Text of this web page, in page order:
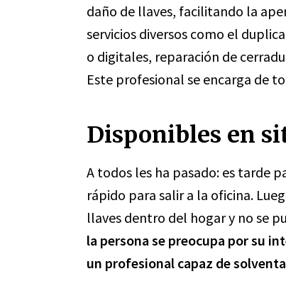
daño de llaves, facilitando la
servicios diversos como el
o digitales, reparación de
Este profesional se encarga de
Disponibles en
A todos les ha pasado: es tarde
rápido para salir a la oficina.
llaves dentro del hogar y no se
la persona se preocupa por su
un profesional capaz de